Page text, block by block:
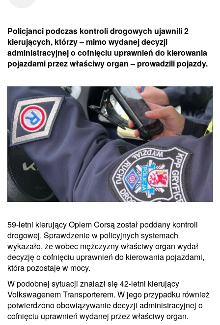
Policjanci podczas kontroli drogowych ujawnili 2
kierujących, którzy – mimo wydanej decyzji
administracyjnej o cofnięciu uprawnień do kierowania
pojazdami przez właściwy organ – prowadzili pojazdy.
59-letni kierujący Oplem Corsą został poddany kontroli
drogowej. Sprawdzenie w policyjnych systemach
wykazało, że wobec mężczyzny właściwy organ wydał
decyzję o cofnięciu uprawnień do kierowania pojazdami,
która pozostaje w mocy.
W podobnej sytuacji znalazł się 42-letni kierujący
Volkswagenem Transporterem. W jego przypadku również
potwierdzono obowiązywanie decyzji administracyjnej o
cofnięciu uprawnień wydanej przez właściwy organ.